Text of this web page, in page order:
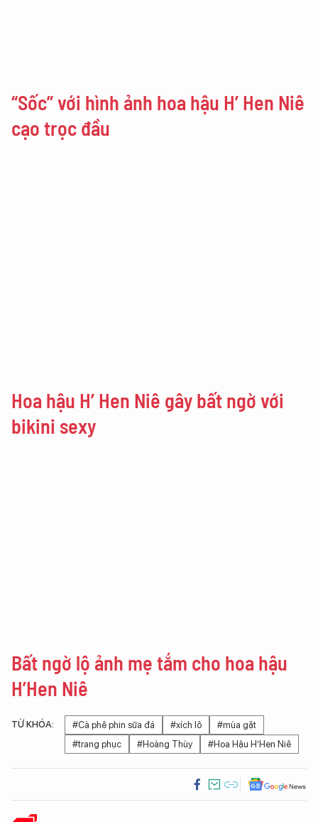
“Sốc” với hình ảnh hoa hậu H’ Hen Niê
cạo trọc đầu
Hoa hậu H’ Hen Niê gây bất ngờ với
bikini sexy
Bất ngờ lộ ảnh mẹ tắm cho hoa hậu
H’Hen Niê
TỪ KHÓA: #Cà phê phin sữa đá #xích lô
#mùa gặt
#trang phục
#Hoàng Thùy #Hoa Hậu H’Hen Niê